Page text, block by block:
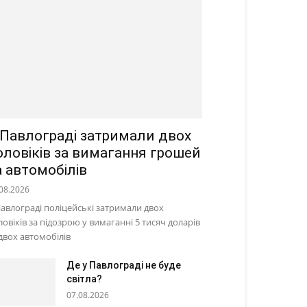
затримали двох
за вимагання грошей
автомобілів
поліцейські затримали двох
за підозрою у вимаганні 5 тисяч доларів
автомобілів
Де у Павлограді не буде
світла?
07.08.2026